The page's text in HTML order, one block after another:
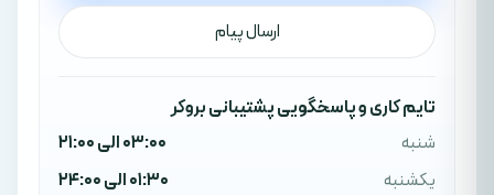
ارسال پیام
تایم کاری و پاسخگویی پشتیبانی بروکر
شنبه
03:00 الی 21:00
یکشنبه
01:30 الی 24:00